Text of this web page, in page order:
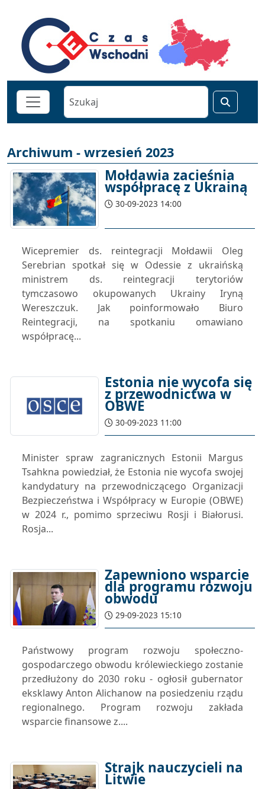
Archiwum - wrzesień 2023
Mołdawia zacieśnia
współpracę z Ukrainą
30-09-2023 14:00
Wicepremier ds. reintegracji Mołdawii Oleg
Serebrian spotkał się w Odessie z ukraińską
ministrem ds. reintegracji terytoriów
tymczasowo okupowanych Ukrainy Iryną
Wereszczuk. Jak poinformowało Biuro
Reintegracji, na spotkaniu omawiano
współpracę...
Estonia nie wycofa się
z przewodnictwa w
OBWE
30-09-2023 11:00
Minister spraw zagranicznych Estonii Margus
Tsahkna powiedział, że Estonia nie wycofa swojej
kandydatury na przewodniczącego Organizacji
Bezpieczeństwa i Współpracy w Europie (OBWE)
w 2024 r., pomimo sprzeciwu Rosji i Białorusi.
Rosja...
Zapewniono wsparcie
dla programu rozwoju
obwodu
29-09-2023 15:10
Państwowy program rozwoju społeczno-
gospodarczego obwodu królewieckiego zostanie
przedłużony do 2030 roku - ogłosił gubernator
eksklawy Anton Alichanow na posiedzeniu rządu
regionalnego. Program rozwoju zakłada
wsparcie finansowe z....
Strajk nauczycieli na
Litwie